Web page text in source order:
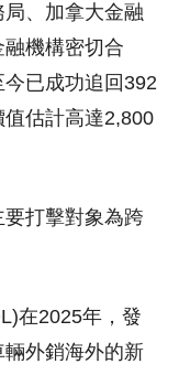
、加拿大金融
機構密切合
今已成功追回392
估計高達2,800
打擊對象為跨
在2025年，發
外銷海外的新